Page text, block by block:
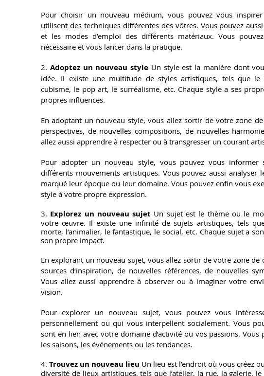
COACH
ARTISTIQUE
Pour choisir un nouveau médium, vous pouvez vous
utilisent des techniques différentes des vôtres. Vous pouvez
et les modes d’emploi des différents matériaux. Vous
nécessaire et vous lancer dans la pratique.
2. Adoptez un nouveau style Un style est la manière dont
idée. Il existe une multitude de styles artistiques, tels que le
cubisme, le pop art, le surréalisme, etc. Chaque style a ses
propres influences.
En adoptant un nouveau style, vous allez sortir de votre zone
perspectives, de nouvelles compositions, de nouvelles
allez aussi apprendre à respecter ou à transgresser un courant
Pour adopter un nouveau style, vous pouvez vous informer
différents mouvements artistiques. Vous pouvez aussi analyser
marqué leur époque ou leur domaine. Vous pouvez enfin vous
style à votre propre expression.
3. Explorez un nouveau sujet Un sujet est le thème ou le
votre œuvre. Il existe une infinité de sujets artistiques, tels
morte, l’animalier, le fantastique, le social, etc. Chaque sujet a
son propre impact.
En explorant un nouveau sujet, vous allez sortir de votre zone
sources d’inspiration, de nouvelles références, de nouvelles
Vous allez aussi apprendre à observer ou à imaginer votre
vision.
Pour explorer un nouveau sujet, vous pouvez vous
personnellement ou qui vous interpellent socialement. Vous
sont en lien avec votre domaine d’activité ou vos passions.
les saisons, les événements ou les tendances.
4. Trouvez un nouveau lieu Un lieu est l’endroit où vous créez
diversité de lieux artistiques, tels que l’atelier, la rue, la galerie,